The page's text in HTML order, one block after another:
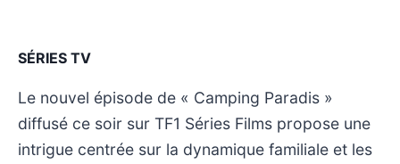
SÉRIES TV
Le nouvel épisode de « Camping Paradis »
diffusé ce soir sur TF1 Séries Films propose une
intrigue centrée sur la dynamique familiale et les